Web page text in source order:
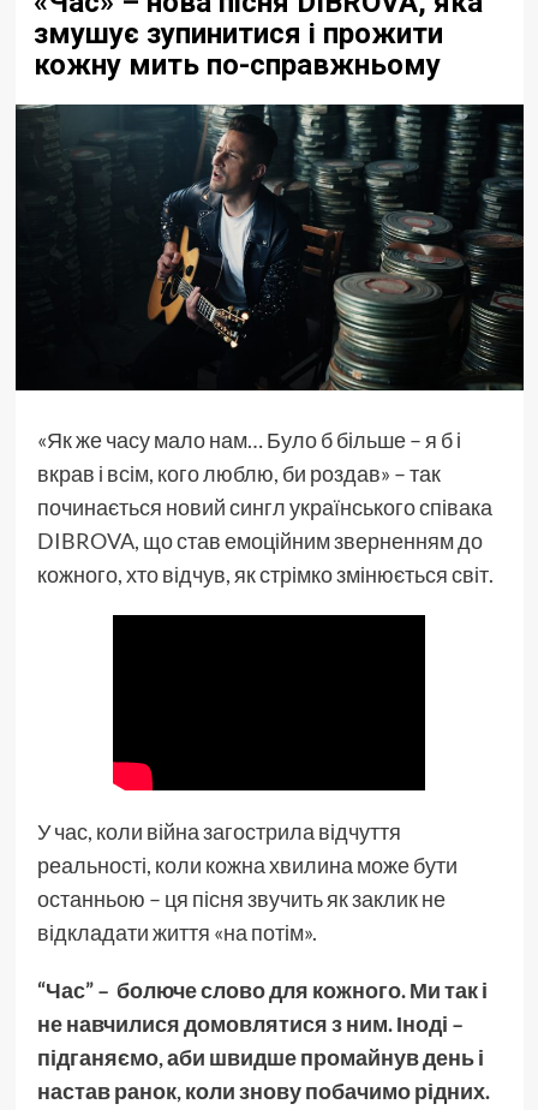
змушує зупинитися і прожити
кожну мить по-справжньому
«Як же часу мало нам… Було б більше – я б і
вкрав і всім, кого люблю, би роздав» – так
починається новий сингл українського співака
DIBROVA, що став емоційним зверненням до
кожного, хто відчув, як стрімко змінюється світ.
У час, коли війна загострила відчуття
реальності, коли кожна хвилина може бути
останньою – ця пісня звучить як заклик не
відкладати життя «на потім».
“Час” – болюче слово для кожного. Ми так і
не навчилися домовлятися з ним. Іноді –
підганяємо, аби швидше промайнув день і
настав ранок, коли знову побачимо рідних.